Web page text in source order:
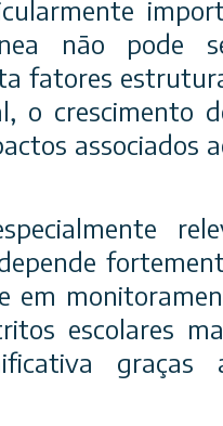
não pode
fatores
o crescimento
associados
em
escolares